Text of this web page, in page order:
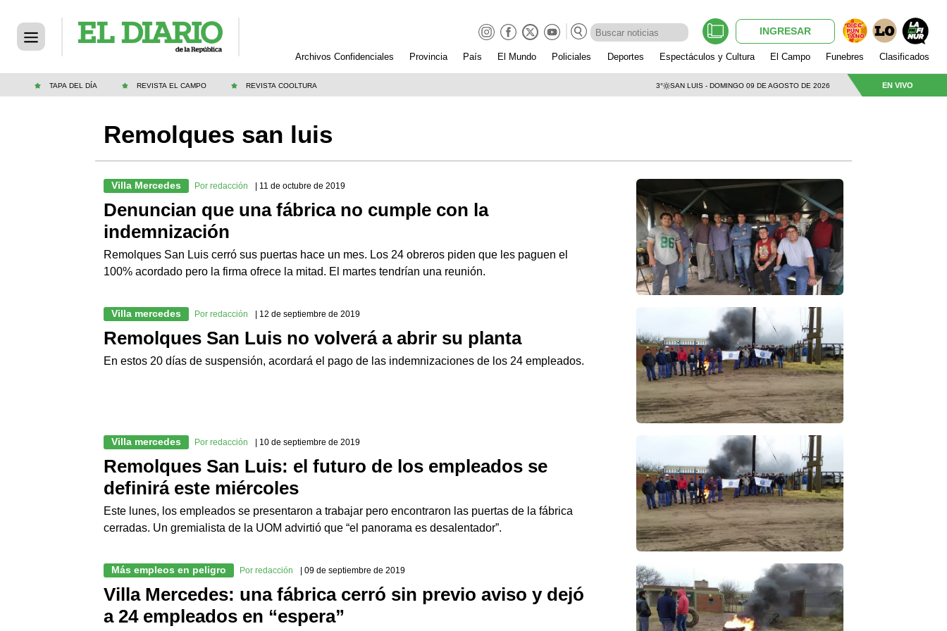
INGRESAR
Archivos Confidenciales Provincia País El Mundo Policiales Deportes Espectáculos y Cultura El Campo Funebres Clasificados
TAPA DEL DÍA REVISTA EL CAMPO REVISTA COOLTURA 3° SAN LUIS - DOMINGO 09 DE AGOSTO DE 2026 EN VIVO
Remolques san luis
Villa Mercedes Por redacción | 11 de octubre de 2019
Denuncian que una fábrica no cumple con la
indemnización
Remolques San Luis cerró sus puertas hace un mes. Los 24 obreros piden que les paguen el
100% acordado pero la firma ofrece la mitad. El martes tendrían una reunión.
Villa mercedes Por redacción | 12 de septiembre de 2019
Remolques San Luis no volverá a abrir su planta
En estos 20 días de suspensión, acordará el pago de las indemnizaciones de los 24 empleados.
Villa mercedes Por redacción | 10 de septiembre de 2019
Remolques San Luis: el futuro de los empleados se
definirá este miércoles
Este lunes, los empleados se presentaron a trabajar pero encontraron las puertas de la fábrica
cerradas. Un gremialista de la UOM advirtió que “el panorama es desalentador”.
Más empleos en peligro Por redacción | 09 de septiembre de 2019
Villa Mercedes: una fábrica cerró sin previo aviso y dejó
a 24 empleados en “espera”